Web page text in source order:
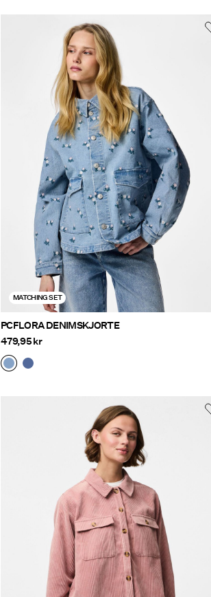
MATCHING SET
PCFLORA DENIMSKJORTE
479,95 kr